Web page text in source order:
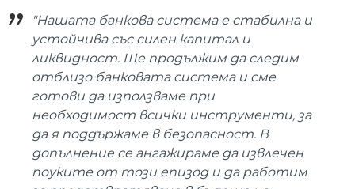
"Нашата банкова система е стабилна и
устойчива със силен капитал и
ликвидност. Ще продължим да следим
отблизо банковата система и сме
готови да използваме при
необходимост всички инструменти, за
да я поддържаме в безопасност. В
допълнение се ангажираме да извлечен
поуките от този епизод и да работим